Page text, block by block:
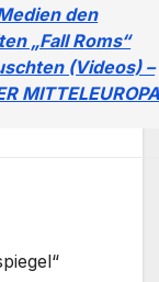
den
„Fall Roms“
(Videos) –